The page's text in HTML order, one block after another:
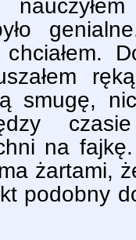
smugę,
czasie
na
żartami,
podobny